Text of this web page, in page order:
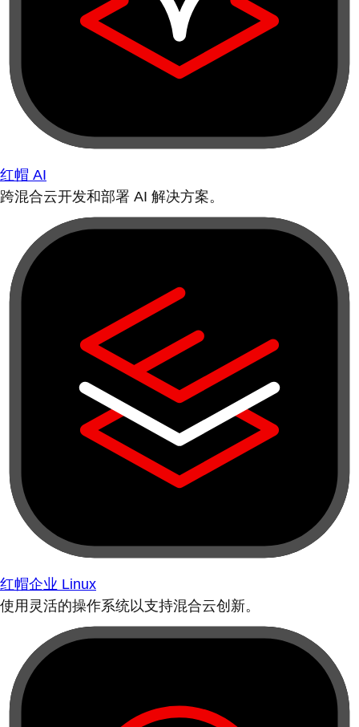
红帽 AI
跨混合云开发和部署 AI 解决方案。
红帽企业 Linux
使用灵活的操作系统以支持混合云创新。